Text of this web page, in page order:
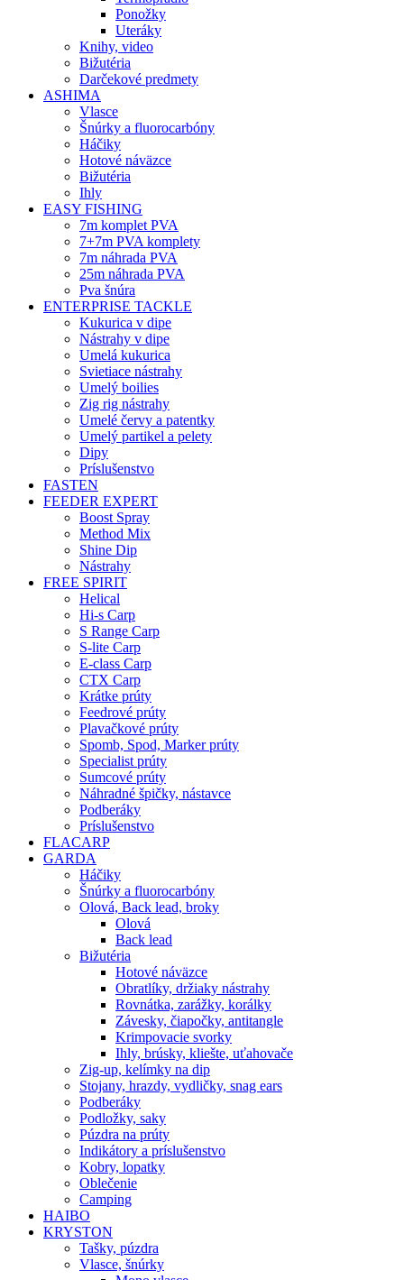
Ponožky
Uteráky
Knihy, video
Bižutéria
Darčekové predmety
ASHIMA
Vlasce
Šnúrky a fluorocarbóny
Háčiky
Hotové náväzce
Bižutéria
Ihly
EASY FISHING
7m komplet PVA
7+7m PVA komplety
7m náhrada PVA
25m náhrada PVA
Pva šnúra
ENTERPRISE TACKLE
Kukurica v dipe
Nástrahy v dipe
Umelá kukurica
Svietiace nástrahy
Umelý boilies
Zig rig nástrahy
Umelé červy a patentky
Umelý partikel a pelety
Dipy
Príslušenstvo
FASTEN
FEEDER EXPERT
Boost Spray
Method Mix
Shine Dip
Nástrahy
FREE SPIRIT
Helical
Hi-s Carp
S Range Carp
S-lite Carp
E-class Carp
CTX Carp
Krátke prúty
Feedrové prúty
Plavačkové prúty
Spomb, Spod, Marker prúty
Specialist prúty
Sumcové prúty
Náhradné špičky, nástavce
Podberáky
Príslušenstvo
FLACARP
GARDA
Háčiky
Šnúrky a fluorocarbóny
Olová, Back lead, broky
Olová
Back lead
Bižutéria
Hotové náväzce
Obratlíky, držiaky nástrahy
Rovnátka, zarážky, korálky
Závesky, čiapočky, antitangle
Krimpovacie svorky
Ihly, brúsky, kliešte, uťahovače
Zig-up, kelímky na dip
Stojany, hrazdy, vydličky, snag ears
Podberáky
Podložky, saky
Púzdra na prúty
Indikátory a príslušenstvo
Kobry, lopatky
Oblečenie
Camping
HAIBO
KRYSTON
Tašky, púzdra
Vlasce, šnúrky